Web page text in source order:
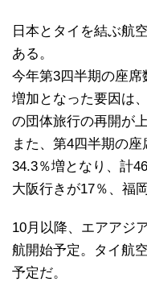
日本とタイを結ぶ航
ある。
今年第3四半期の座席
増加となった要因は
の団体旅行の再開が
また、第4四半期の
34.3％増となり、計
大阪行きが17％、福
10月以降、エアアジ
航開始予定。タイ航
予定だ。